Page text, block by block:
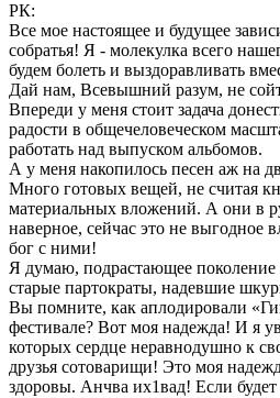
РК:
Все мое настоящее и будущее
собратья! Я - молекулка всего
будем болеть и выздоравливать
Дай нам, Всевышний разум, не
Впереди у меня стоит задача
радости в общечеловеческом
работать над выпуском альбомов.
А у меня накопилось песен аж на
Много готовых вещей, не считая
материальных вложений. А они в
наверное, сейчас это не выгодное
бог с ними!
Я думаю, подрастающее
старые партократы, надевшие
Вы помните, как аплодировали
фестивале? Вот моя надежда! И я
которых сердце неравнодушно к
друзья сотоварищи! Это моя
здоровы. Анчва их1вад! Если